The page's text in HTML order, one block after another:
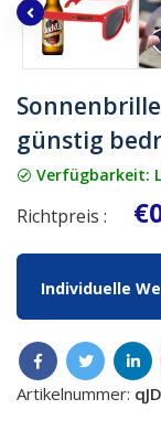
günstig
Verfügbarkeit:
Richtpreis :
Individuelle
Artikelnummer: